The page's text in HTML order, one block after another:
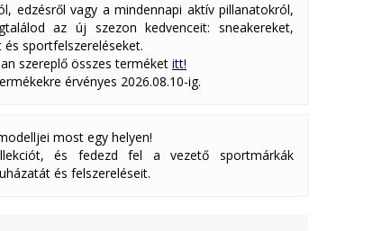
edzésről vagy a mindennapi aktív pillanatokról,
az új szezon kedvenceit: sneakereket,
sportfelszereléseket.
szereplő összes terméket itt!
érvényes 2026.08.10-ig.
most egy helyen!
és fedezd fel a vezető sportmárkák
és felszereléseit.